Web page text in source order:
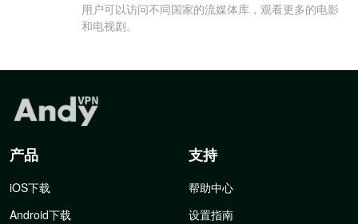
用户可以访问不同国家的流媒体库，观看更多的电影
和电视剧。
产品
iOS下载
Android下载
支持
帮助中心
设置指南